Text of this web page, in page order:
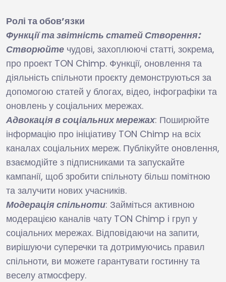
Ролі та обов’язки
Функції та звітність статей Створення:
Створюйте чудові, захоплюючі статті, зокрема,
про проект TON Chimp. Функції, оновлення та
діяльність спільноти проєкту демонструються за
допомогою статей у блогах, відео, інфографіки та
оновлень у соціальних мережах.
Адвокація в соціальних мережах: Поширюйте
інформацію про ініціативу TON Chimp на всіх
каналах соціальних мереж. Публікуйте оновлення,
взаємодійте з підписниками та запускайте
кампанії, щоб зробити спільноту більш помітною
та залучити нових учасників.
Модерація спільноти: Займіться активною
модерацією каналів чату TON Chimp і груп у
соціальних мережах. Відповідаючи на запити,
вирішуючи суперечки та дотримуючись правил
спільноти, ви можете гарантувати гостинну та
веселу атмосферу.